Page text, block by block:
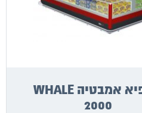
מקפיא אמבטיה WHALE
2000